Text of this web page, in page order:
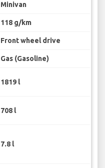
Minivan
118 g/km
Front wheel drive
Gas (Gasoline)
1819 l
708 l
7.8 l